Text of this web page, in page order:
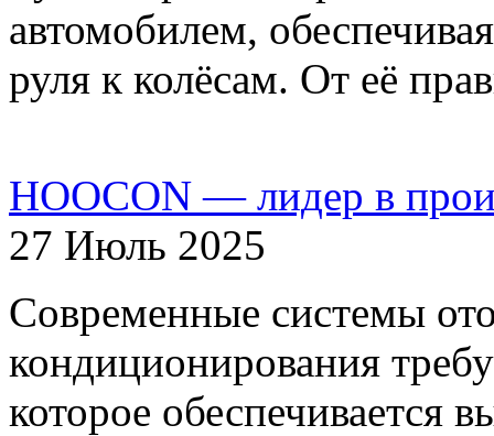
автомобилем,
руля к колёсам. От её
HOOCON — лидер в
27 Июль 2025
Современные системы
кондиционирования
которое обеспечивается